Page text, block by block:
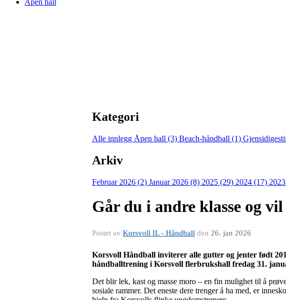
Åpen hall
Kategori
Alle innlegg Åpen hall (3) Beach-håndball (1)
Arkiv
Februar 2026 (2) Januar 2026 (8) 2025 (29) 2024 (17)
Går du i andre klasse og
Postet av Korsvoll IL - Håndball den 26. jan 2026
Korsvoll Håndball inviterer alle gutter og jenter født
håndballtrening i Korsvoll flerbrukshall fredag 31.
Det blir lek, kast og masse moro – en fin mulighet til å
sosiale rammer. Det eneste dere trenger å ha med, er